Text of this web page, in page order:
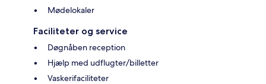
Mødelokaler
Faciliteter og service
Døgnåben reception
Hjælp med udflugter/billetter
Vaskerifaciliteter